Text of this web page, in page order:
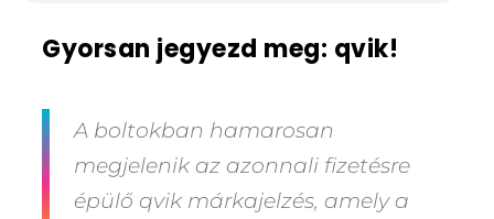
Gyorsan jegyezd meg: qvik!
A boltokban hamarosan
megjelenik az azonnali fizetésre
épülő qvik márkajelzés, amely a